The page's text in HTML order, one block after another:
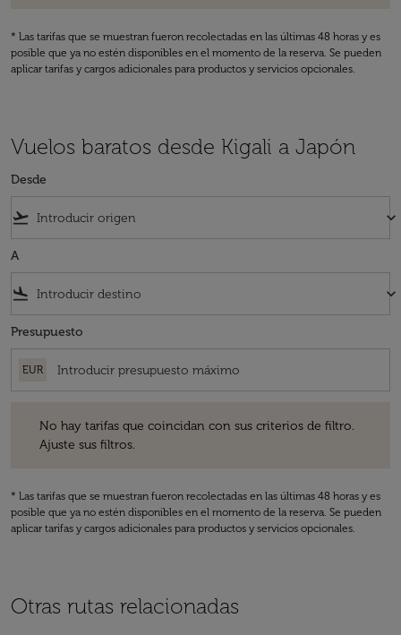
* Las tarifas que se muestran fueron recolectadas en las últimas 48 horas y es
posible que ya no estén disponibles en el momento de la reserva. Se pueden
aplicar tarifas y cargos adicionales para productos y servicios opcionales.
Vuelos baratos desde Kigali a Japón
Desde
flight_takeoff keyboard_arrow_down
A
flight_land keyboard_arrow_down
Presupuesto
EUR
No hay tarifas que coincidan con sus criterios de filtro.
Ajuste sus filtros.
* Las tarifas que se muestran fueron recolectadas en las últimas 48 horas y es
posible que ya no estén disponibles en el momento de la reserva. Se pueden
aplicar tarifas y cargos adicionales para productos y servicios opcionales.
Otras rutas relacionadas